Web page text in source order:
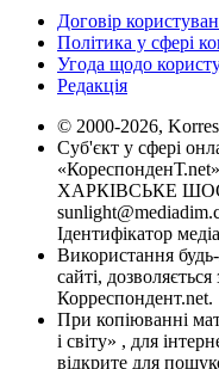
Договір
Політика у сфері
Угода щодо
Редакція
© 2000-2026,
Суб'єкт у сфері
ХАРКІВСЬКЕ
Ідентифікатор
Використання
сайті,
Корреспондент.net.
При копіюванні
і світу» , для
відкрите для